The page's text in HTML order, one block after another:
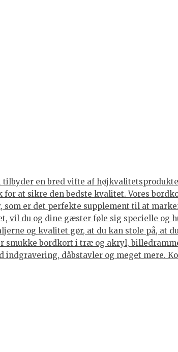
tilbyder en bred vifte af
at sikre den bedste kvalitet. Vores
er det perfekte supplement til at
du og dine gæster føle sig specielle og
og kvalitet gør, at du kan stole på, at
smukke bordkort i træ og akryl,
dåbstavler og meget mere.